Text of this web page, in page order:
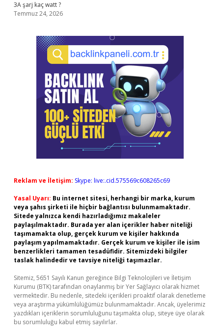
3A şarj kaç watt ?
Temmuz 24, 2026
Reklam ve İletişim: Skype: live:.cid.575569c608265c69
Yasal Uyarı: Bu internet sitesi, herhangi bir marka, kurum
veya şahıs şirketi ile hiçbir bağlantısı bulunmamaktadır.
Sitede yalnızca kendi hazırladığımız makaleler
paylaşılmaktadır. Burada yer alan içerikler haber niteliği
taşımamakta olup, gerçek kurum ve kişiler hakkında
paylaşım yapılmamaktadır. Gerçek kurum ve kişiler ile isim
benzerlikleri tamamen tesadüfidir. Sitemizdeki bilgiler
taslak halindedir ve tavsiye niteliği taşımazlar.
Sitemiz, 5651 Sayılı Kanun gereğince Bilgi Teknolojileri ve İletişim
Kurumu (BTK) tarafından onaylanmış bir Yer Sağlayıcı olarak hizmet
vermektedir. Bu nedenle, sitedeki içerikleri proaktif olarak denetleme
veya araştırma yükümlülüğümüz bulunmamaktadır. Ancak, üyelerimiz
yazdıkları içeriklerin sorumluluğunu taşımakta olup, siteye üye olarak
bu sorumluluğu kabul etmiş sayılırlar.